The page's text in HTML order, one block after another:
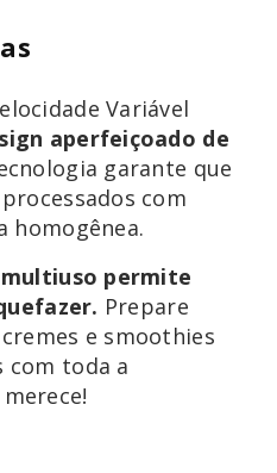
Variável
aperfeiçoado de
garante que
com
homogênea.
permite
Prepare
e smoothies
com toda a